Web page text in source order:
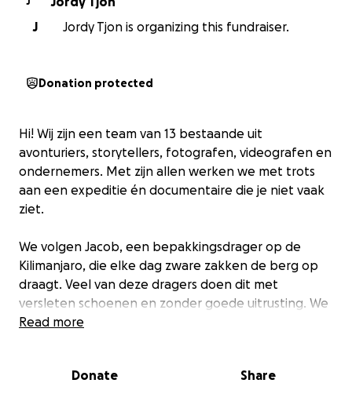
J
Jordy Tjon is organizing this fundraiser.
Donation protected
Hi! Wij zijn een team van 13 bestaande uit
avonturiers, storytellers, fotografen, videografen en
ondernemers. Met zijn allen werken we met trots
aan een expeditie én documentaire die je niet vaak
ziet.
We volgen Jacob, een bepakkingsdrager op de
Kilimanjaro, die elke dag zware zakken de berg op
draagt. Veel van deze dragers doen dit met
versleten schoenen en zonder goede uitrusting. We
willen zijn verhaal vertellen: over zijn leven, zijn
Read more
Donate Share